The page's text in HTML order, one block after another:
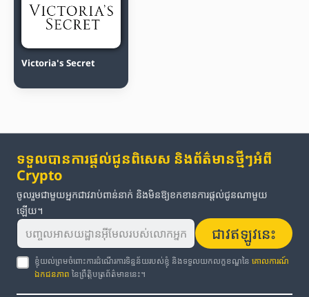
Victoria's Secret
ទទួលបានការផ្តល់ជូនពិសេស និងព័ត៌មានថ្មីៗអំពី
Crypto
ចូលរួមជាមួយអ្នកជាវរាប់ពាន់នាក់ និងមិនឱ្យខកខានការផ្តល់ជូនណាមួយ
ឡើយ។
ជាវឥឡូវនេះ
ខ្ញុំយល់ព្រមចំពោះការដំណើរការទិន្នន័យរបស់ខ្ញុំ និងទទួលយកលក្ខខណ្ឌនៃគោលការណ៍
ឯកជនភាព នៃព្រឹត្តិបត្រព័ត៌មាននេះ។